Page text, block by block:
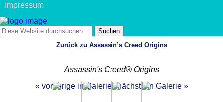
Impressum
Zurück zu Assassin’s Creed Origins
Assassin's Creed® Origins
« vorherige in Galerie
nächste in Galerie »